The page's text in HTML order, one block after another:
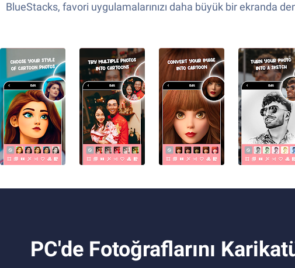
BlueStacks, favori uygulamalarınızı daha büyük bir ekranda
PC'de Fotoğraflarını